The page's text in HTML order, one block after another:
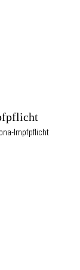
Impfpflicht